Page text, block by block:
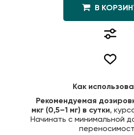
В
Как
Рекомендуемая
мкг (0,5–1 мг) в сутки,
Начинать с минимальной